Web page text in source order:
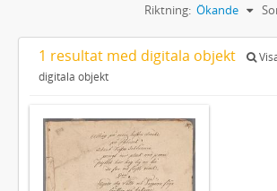
Riktning: Ökande
1 resultat med digitala objekt
digitala objekt